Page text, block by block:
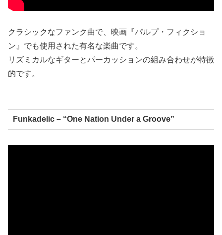
クラシックなファンク曲で、映画『パルプ・フィクショ
ン』でも使用された有名な楽曲です。
リズミカルなギターとパーカッションの組み合わせが特徴
的です。
Funkadelic – “One Nation Under a Groove”